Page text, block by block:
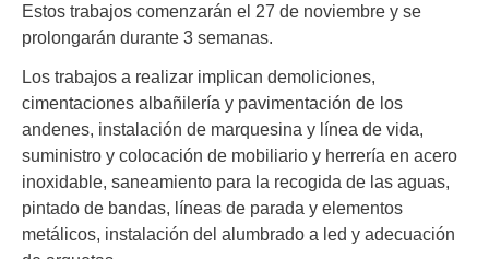
Estos trabajos comenzarán el 27 de noviembre y se
prolongarán durante 3 semanas.
Los trabajos a realizar implican demoliciones,
cimentaciones albañilería y pavimentación de los
andenes, instalación de marquesina y línea de vida,
suministro y colocación de mobiliario y herrería en acero
inoxidable, saneamiento para la recogida de las aguas,
pintado de bandas, líneas de parada y elementos
metálicos, instalación del alumbrado a led y adecuación